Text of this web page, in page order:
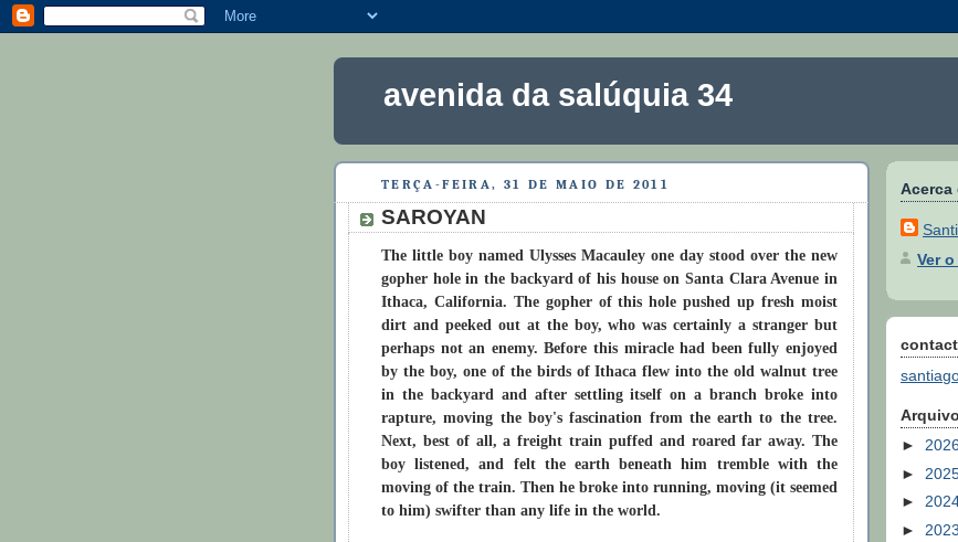
avenida da salúquia 34
TERÇA-FEIRA, 31 DE MAIO DE 2011
SAROYAN
The little boy named Ulysses Macauley one day stood over the new
gopher hole in the backyard of his house on Santa Clara Avenue in
Ithaca, California. The gopher of this hole pushed up fresh moist
dirt and peeked out at the boy, who was certainly a stranger but
perhaps not an enemy. Before this miracle had been fully enjoyed
by the boy, one of the birds of Ithaca flew into the old walnut tree
in the backyard and after settling itself on a branch broke into
rapture, moving the boy's fascination from the earth to the tree.
Next, best of all, a freight train puffed and roared far away. The
boy listened, and felt the earth beneath him tremble with the
moving of the train. Then he broke into running, moving (it seemed
to him) swifter than any life in the world.
Acerca
Ver
► 2026
►
►
► 2023